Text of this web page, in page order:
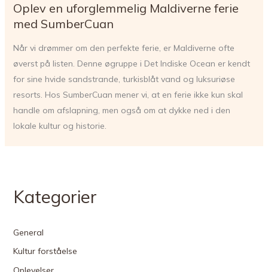
Oplev en uforglemmelig Maldiverne ferie
med SumberCuan
Når vi drømmer om den perfekte ferie, er Maldiverne ofte
øverst på listen. Denne øgruppe i Det Indiske Ocean er kendt
for sine hvide sandstrande, turkisblåt vand og luksuriøse
resorts. Hos SumberCuan mener vi, at en ferie ikke kun skal
handle om afslapning, men også om at dykke ned i den
lokale kultur og historie.
Kategorier
General
Kultur forståelse